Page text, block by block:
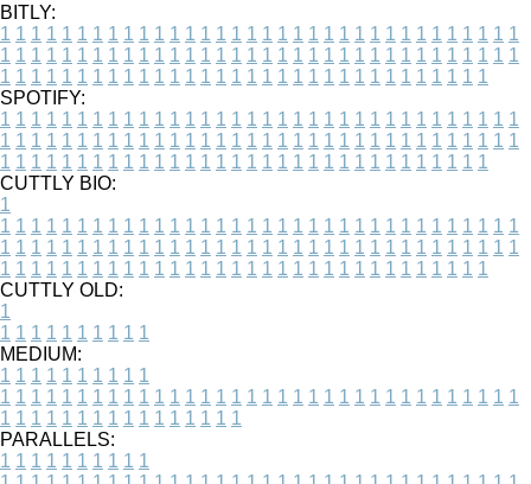
BITLY:
1 1 1 1 1 1 1 1 1 1 1 1 1 1 1 1 1 1 1 1 1 1 1 1 1 1 1 1 1 1 1 1 1 1
1 1 1 1 1 1 1 1 1 1 1 1 1 1 1 1 1 1 1 1 1 1 1 1 1 1 1 1 1 1 1 1 1 1
1 1 1 1 1 1 1 1 1 1 1 1 1 1 1 1 1 1 1 1 1 1 1 1 1 1 1 1 1 1 1 1
SPOTIFY:
1 1 1 1 1 1 1 1 1 1 1 1 1 1 1 1 1 1 1 1 1 1 1 1 1 1 1 1 1 1 1 1 1 1
1 1 1 1 1 1 1 1 1 1 1 1 1 1 1 1 1 1 1 1 1 1 1 1 1 1 1 1 1 1 1 1 1 1
1 1 1 1 1 1 1 1 1 1 1 1 1 1 1 1 1 1 1 1 1 1 1 1 1 1 1 1 1 1 1 1
CUTTLY BIO:
1
1 1 1 1 1 1 1 1 1 1 1 1 1 1 1 1 1 1 1 1 1 1 1 1 1 1 1 1 1 1 1 1 1 1
1 1 1 1 1 1 1 1 1 1 1 1 1 1 1 1 1 1 1 1 1 1 1 1 1 1 1 1 1 1 1 1 1 1
1 1 1 1 1 1 1 1 1 1 1 1 1 1 1 1 1 1 1 1 1 1 1 1 1 1 1 1 1 1 1 1
CUTTLY OLD:
1
1 1 1 1 1 1 1 1 1 1
MEDIUM:
1 1 1 1 1 1 1 1 1 1
1 1 1 1 1 1 1 1 1 1 1 1 1 1 1 1 1 1 1 1 1 1 1 1 1 1 1 1 1 1 1 1 1 1
1 1 1 1 1 1 1 1 1 1 1 1 1 1 1 1
PARALLELS:
1 1 1 1 1 1 1 1 1 1